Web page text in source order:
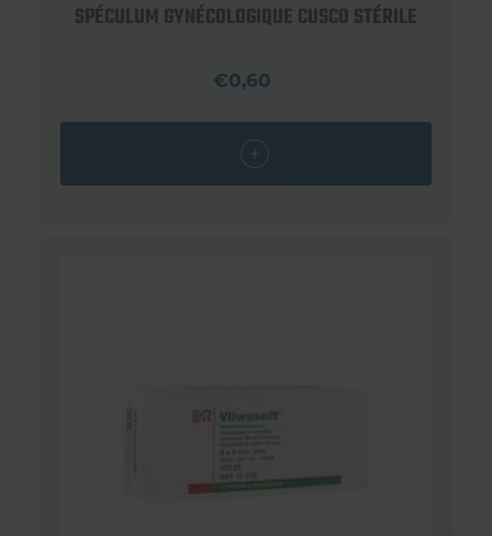
SPÉCULUM GYNÉCOLOGIQUE CUSCO STÉRILE
€0,60